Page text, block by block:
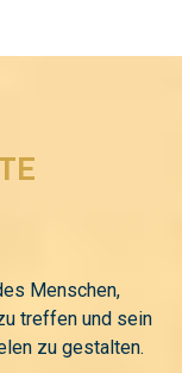
Menschen,
treffen und sein
zu gestalten.